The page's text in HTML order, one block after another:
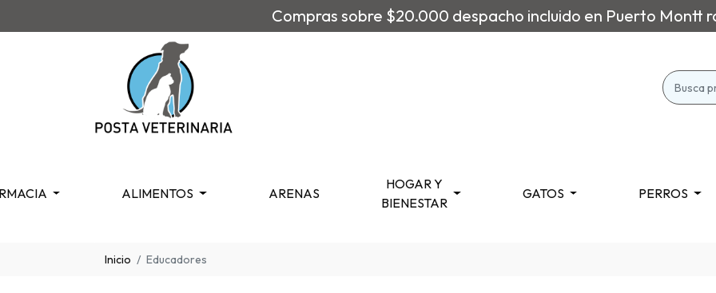
Compras sobre $20.000 despacho incluido en Puerto Montt
ALIMENTOS ARENAS
HOGAR Y
BIENESTAR
GATOS PERROS
Inicio Educadores